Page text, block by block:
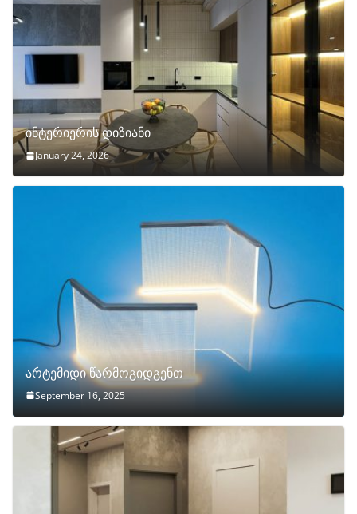
ინტერიერის დიზიანი
January 24, 2026
არტემიდი წარმოგიდგენთ
September 16, 2025